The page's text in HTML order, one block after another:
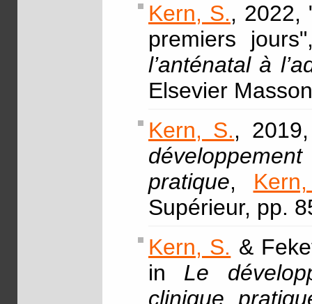
Kern, S., 2022,
premiers
l’anténatal à
Elsevier Masson
Kern, S.,
pratique,
Supérieur, pp.
Kern, S. &
in Le
clinique,